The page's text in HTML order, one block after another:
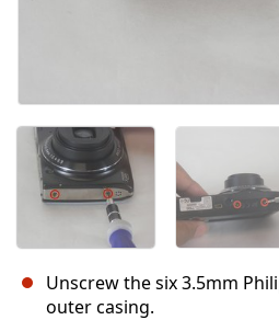
Unscrew the six 3.5mm
outer casing.